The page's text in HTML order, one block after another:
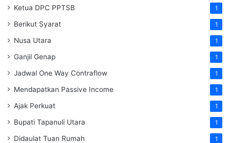
Ketua DPC PPTSB 1
Berikut Syarat 1
Nusa Utara 1
Ganjil Genap 1
Jadwal One Way Contraflow 1
Mendapatkan Passive Income 1
Ajak Perkuat 1
Bupati Tapanuli Utara 1
Didaulat Tuan Rumah 1